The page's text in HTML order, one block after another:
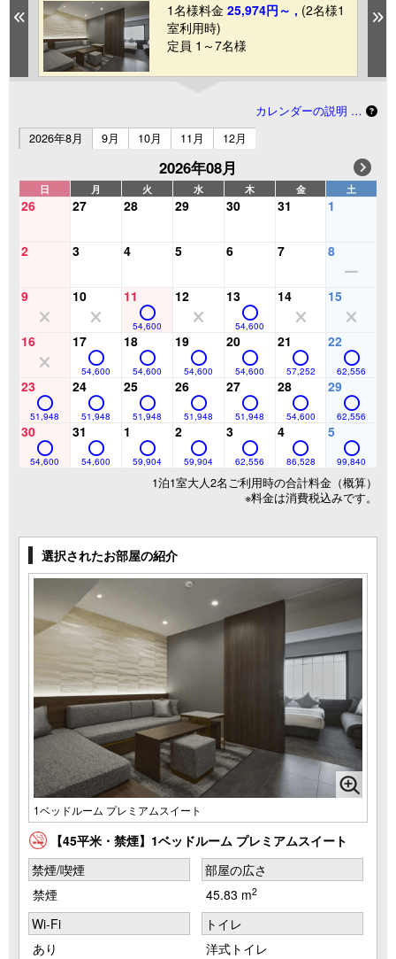
Previous
1名様料金 25,974円～ , (2名様1
室利用時)
定員 1～7名様
カレンダーの説明 …
2026年8月
9月 10月 11月 12月
2026年08月
日 月 火 水 木 金 土
26 27 28 29 30 31 1
2 3 4 5 6 7 8
9 10 11
54,600
12 13
54,600
14 15
16 17
54,600
18
54,600
19
54,600
20
54,600
21
57,252
22
62,556
23
51,948
24
51,948
25
51,948
26
51,948
27
51,948
28
54,600
29
62,556
30
54,600
31
54,600
1
59,904
2
59,904
3
62,556
4
86,528
5
99,840
1泊1室大人2名ご利用時の合計料金（概算）
※料金は消費税込みです。
選択されたお部屋の紹介
1ベッドルーム プレミアムスイート
【45平米・禁煙】1ベッドルーム プレミアムスイート
禁煙/喫煙
禁煙
部屋の広さ
45.83 m2
Wi-Fi
あり
トイレ
洋式トイレ